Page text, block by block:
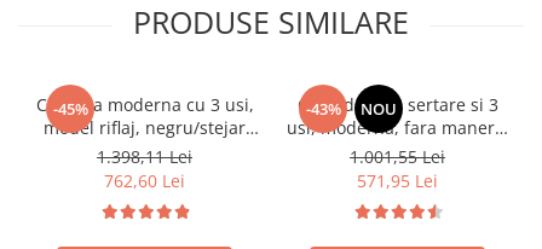
PRODUSE SIMILARE
-45%
Comoda moderna cu 3 usi,
model riflaj, negru/stejar
artisan, 120x88x44 cm,
Bortis impex
1.398,11 Lei
762,60 Lei
-43% NOU
Comoda cu 3 sertare si 3
usi, moderna, fara manere,
120x85x33 cm, stejar
sonoma, pentru living,
1.001,55 Lei
571,95 Lei